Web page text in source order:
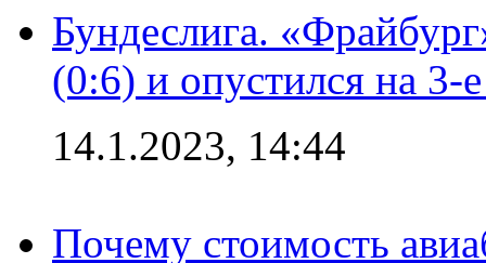
Бундеслига.
(0:6) и опустился на 3-
14.1.2023, 14:44
Почему стоимость